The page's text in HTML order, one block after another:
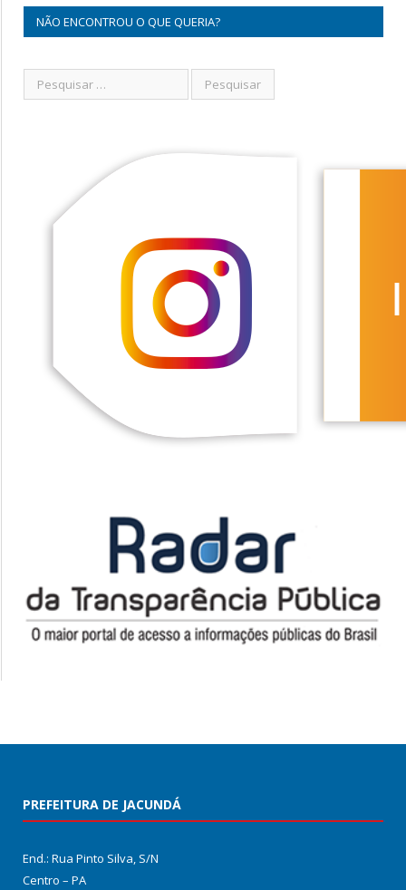
NÃO ENCONTROU O QUE QUERIA?
PREFEITURA DE JACUNDÁ
End.: Rua Pinto Silva, S/N
Centro – PA